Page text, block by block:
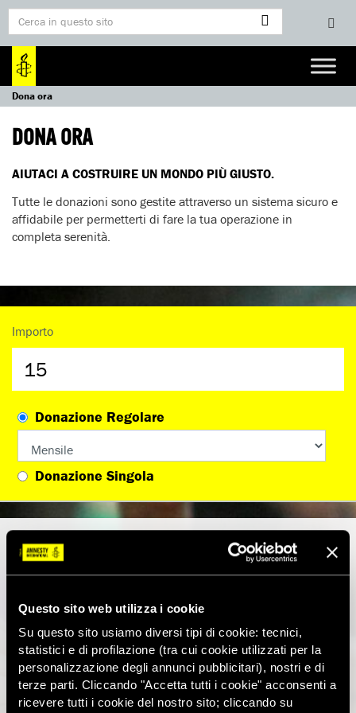
Questo sito web utilizza i cookie
Su questo sito usiamo diversi tipi di cookie: tecnici,
statistici e di profilazione (tra cui cookie utilizzati per la
personalizzazione degli annunci pubblicitari), nostri e di
terze parti. Cliccando "Accetta tutti i cookie" acconsenti a
ricevere tutti i cookie del nostro sito; cliccando su
Dona ora
DONA ORA
AIUTACI A COSTRUIRE UN MONDO PIÙ GIUSTO.
Tutte le donazioni sono gestite attraverso un sistema sicuro e
affidabile per permetterti di fare la tua operazione in
completa serenità.
Importo
Donazione Regolare
Donazione Singola
Dati personali
Email
Telefono (aiutaci a gestire la tua donazione)